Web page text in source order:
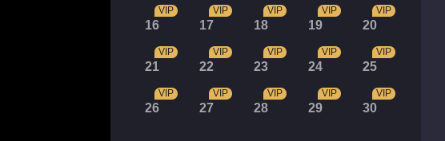
16
VIP
17
VIP
18
VIP
19
VIP
20
VIP
21
VIP
22
VIP
23
VIP
24
VIP
25
VIP
26
VIP
27
VIP
28
VIP
29
VIP
30
VIP